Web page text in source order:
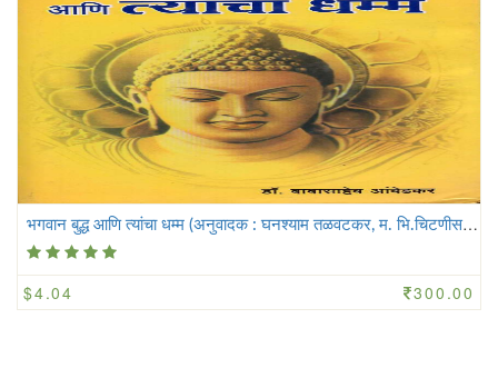
भ
गवान बुद्ध आणि त्यांचा धम्म (अनुवादक : घनश्याम तळवटकर, म. भि.चिटणीस आणि शां. श. रेगे)
$4.04 300.00